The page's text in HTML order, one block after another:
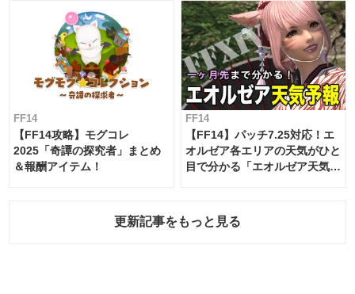
FF14
【FF14攻略】モグコレ
2025「奇譚の探究者」まとめ
＆報酬アイテム！
FF14
【FF14】パッチ7.25対応！エ
オルゼア各エリアの天気がひと
目で分かる「エオルゼア天気予
更新記事をもっと見る